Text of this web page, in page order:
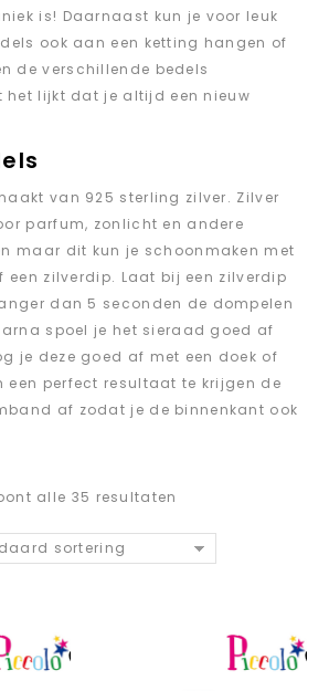
is! Daarnaast kun je voor leuk
ook aan een ketting hangen of
de verschillende bedels
het lijkt dat je altijd een nieuw
van 925 sterling zilver. Zilver
parfum, zonlicht en andere
maar dit kun je schoonmaken met
een zilverdip. Laat bij een zilverdip
dan 5 seconden de dompelen
spoel je het sieraad goed af
je deze goed af met een doek of
een perfect resultaat te krijgen de
af zodat je de binnenkant ook
alle 35 resultaten
sortering